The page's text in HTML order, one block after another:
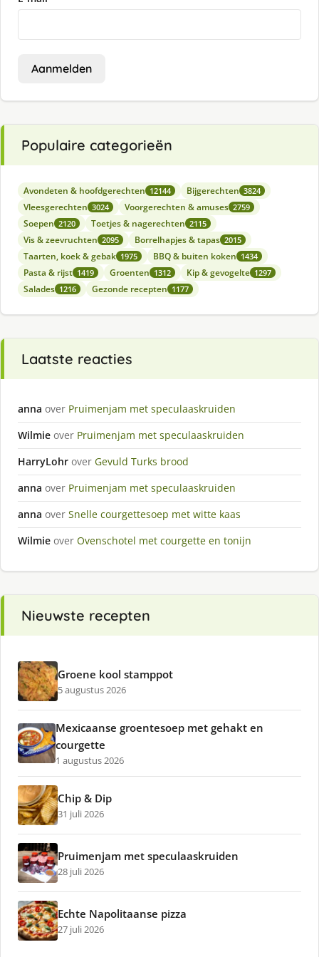
Aanmelden
Populaire categorieën
Avondeten & hoofdgerechten 12144 Bijgerechten 3824
Vleesgerechten 3024 Voorgerechten & amuses 2759
Soepen 2120 Toetjes & nagerechten 2115
Vis & zeevruchten 2095 Borrelhapjes & tapas 2015
Taarten, koek & gebak 1975 BBQ & buiten koken 1434
Pasta & rijst 1419 Groenten 1312 Kip & gevogelte 1297
Salades 1216 Gezonde recepten 1177
Laatste reacties
anna over Pruimenjam met speculaaskruiden
Wilmie over Pruimenjam met speculaaskruiden
HarryLohr over Gevuld Turks brood
anna over Pruimenjam met speculaaskruiden
anna over Snelle courgettesoep met witte kaas
Wilmie over Ovenschotel met courgette en tonijn
Nieuwste recepten
Groene kool stamppot
5 augustus 2026
Mexicaanse groentesoep met gehakt en
courgette
1 augustus 2026
Chip & Dip
31 juli 2026
Pruimenjam met speculaaskruiden
28 juli 2026
Echte Napolitaanse pizza
27 juli 2026